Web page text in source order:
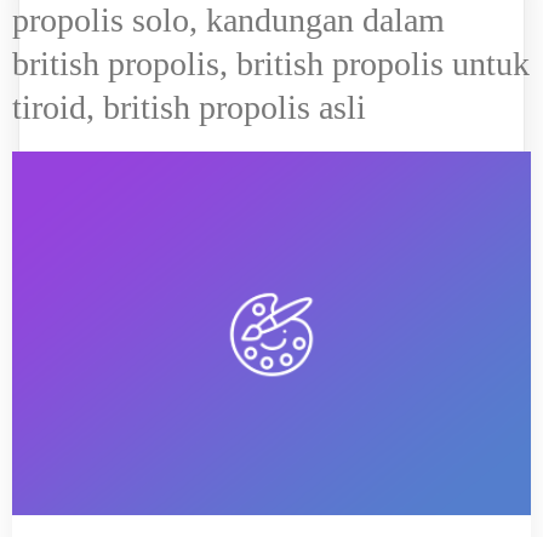
propolis solo, kandungan dalam
british propolis, british propolis untuk
tiroid, british propolis asli